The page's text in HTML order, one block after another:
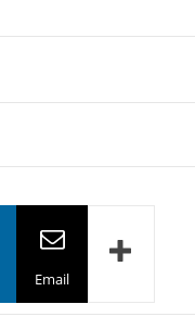
Email